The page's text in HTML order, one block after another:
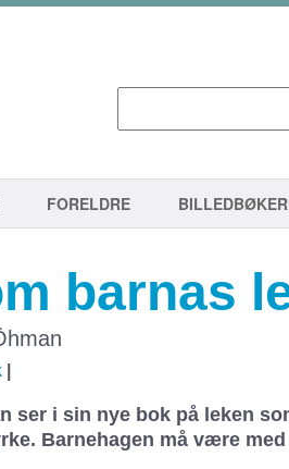
FORELDRE BILLEDBØKER
barnas
ser i sin nye bok på leken
Barnehagen må være